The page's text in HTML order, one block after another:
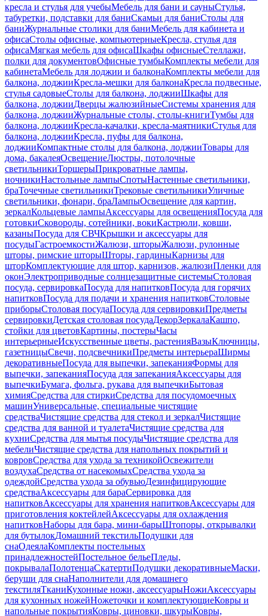
кресла и стулья для учебыМебель для бани и сауныСтулья,
табуретки, подставки для баниСкамьи для баниСтолы для
баниЖурнальные столики для баниМебель для кабинета и
офисаСтолы офисные, компьютерныеКресла, стулья для
офисаМягкая мебель для офисаШкафы офисныеСтеллажи,
полки для документовОфисные тумбыКомплекты мебели для
кабинетаМебель для лоджии и балконаКомплекты мебели для
балкона, лоджииКресла-мешки для балконаКресла подвесные,
стулья садовыеСтолы для балкона, лоджииШкафы для
балкона, лоджииДверцы жалюзийныеСистемы хранения для
балкона, лоджииЖурнальные столы, столы-книгиТумбы для
балкона, лоджииКресла-качалки, кресла-маятникиСтулья для
балкона, лоджииКресла, пуфы для балкона,
лоджииКомпактные столы для балкона, лоджииТовары для
дома, бакалеяОсвещениеЛюстры, потолочные
светильникиТоршерыПрикроватные лампы,
ночникиНастольные лампыСпотыНастенные светильники,
браТочечные светильникиТрековые светильникиУличные
светильники, фонари, браЛампыОсвещение для картин,
зеркалКольцевые лампыАксессуары для освещенияПосуда для
готовкиСковороды, сотейники, вокиКастрюли, ковши,
казаныПосуда для СВЧКрышки и аксессуары для
посудыГастроемкостиЖалюзи, шторыЖалюзи, рулонные
шторы, римские шторыШторы, гардиныКарнизы для
шторКомплектующие для штор, карнизов, жалюзиПленки для
оконЭлектроприводные солнцезащитные системыСтоловая
посуда, сервировкаПосуда для напитковПосуда для горячих
напитковПосуда для подачи и хранения напитковСтоловые
приборыСтоловая посудаПосуда для сервировкиПредметы
сервировкиДетская столовая посудаДекорЗеркалаКашпо,
стойки для цветовКартины, постерыЧасы
интерьерныеИскусственные цветы, растенияВазыКлючницы,
газетницыСвечи, подсвечникиПредметы интерьераШирмы
декоративныеПосуда для выпечки, запеканияФормы для
выпечки, запеканияПосуда для запеканияАксессуары для
выпечкиБумага, фольга, рукава для выпечкиБытовая
химияСредства для стиркиСредства для посудомоечных
машинУниверсальные, специальные чистящие
средстваЧистящие средства для стекол и зеркалЧистящие
средства для ванной и туалетаЧистящие средства для
кухниСредства для мытья посудыЧистящие средства для
мебелиЧистящие средства для напольных покрытий и
ковровСредства для ухода за техникойОсвежители
воздухаСредства от насекомыхСредства ухода за
одеждойСредства ухода за обувьюДезинфицирующие
средстваАксессуары для бараСервировка для
напитковАксессуары для хранения напитковАксессуары для
приготовления коктейлейАксессуары для охлаждения
напитковНаборы для бара, мини-барыШтопоры, открывалки
для бутылокДомашний текстильПодушки для
снаОдеялаКомплекты постельных
принадлежностейПостельное бельеПледы,
покрывалаПолотенцаСкатертиПодушки декоративныеМаски,
беруши для снаНаполнители для домашнего
текстиляТканиКухонные ножи, аксессуарыНожиАксессуары
для кухонных ножейНожеточки и комплектующиеКовры и
напольные покрытияКовры, циновки, шкурыКовры,